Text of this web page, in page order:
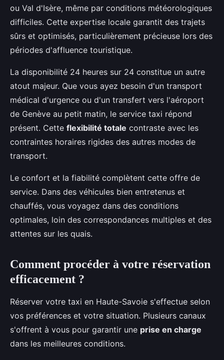
ou Val d'Isère, même par conditions météorologiques
difficiles. Cette expertise locale garantit des trajets
sûrs et optimisés, particulièrement précieuse lors des
périodes d'affluence touristique.
La disponibilité 24 heures sur 24 constitue un autre
atout majeur. Que vous ayez besoin d'un transport
médical d'urgence ou d'un transfert vers l'aéroport
de Genève au petit matin, le service taxi répond
présent. Cette flexibilité totale contraste avec les
contraintes horaires rigides des autres modes de
transport.
Le confort et la fiabilité complètent cette offre de
service. Dans des véhicules bien entretenus et
chauffés, vous voyagez dans des conditions
optimales, loin des correspondances multiples et des
attentes sur les quais.
Comment procéder à votre réservation
efficacement ?
Réserver votre taxi en Haute-Savoie s'effectue selon
vos préférences et votre situation. Plusieurs canaux
s'offrent à vous pour garantir une prise en charge
dans les meilleures conditions.